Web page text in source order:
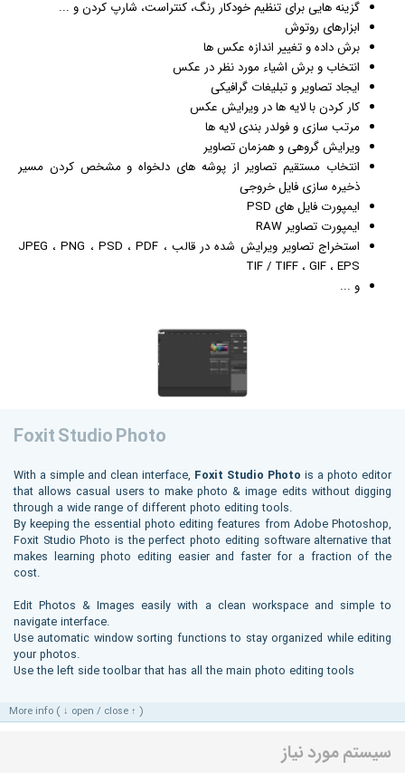
گزینه هایی برای تنظیم خودکار رنگ، کنتراست، شارپ کردن و ...
ابزارهای روتوش
برش داده و تغییر اندازه عکس ها
انتخاب و برش اشیاء مورد نظر در عکس
ایجاد تصاویر و تبلیغات گرافیکی
کار کردن با لایه ها در ویرایش عکس
مرتب سازی و فولدر بندی لایه ها
ویرایش گروهی و همزمان تصاویر
انتخاب مستقیم تصاویر از پوشه های دلخواه و مشخص کردن مسیر
ذخیره سازی فایل خروجی
ایمپورت فایل های PSD
ایمپورت تصاویر RAW
استخراج تصاویر ویرایش شده در قالب JPEG ، PNG ، PSD ، PDF ،
TIF / TIFF ، GIF ، EPS
و ...
Foxit Studio Photo
With a simple and clean interface, Foxit Studio Photo is a photo editor
that allows casual users to make photo & image edits without digging
through a wide range of different photo editing tools.
By keeping the essential photo editing features from Adobe Photoshop,
Foxit Studio Photo is the perfect photo editing software alternative that
makes learning photo editing easier and faster for a fraction of the
cost.
Edit Photos & Images easily with a clean workspace and simple to
navigate interface.
Use automatic window sorting functions to stay organized while editing
your photos.
Use the left side toolbar that has all the main photo editing tools
More info ( ↓ open / close ↑ )
سیستم مورد نیاز